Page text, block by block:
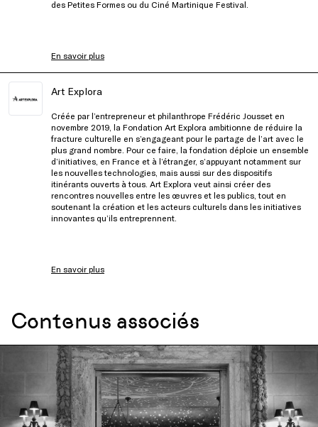
des Petites Formes ou du Ciné Martinique Festival.
En savoir plus
Art Explora
Créée par l’entrepreneur et philanthrope Frédéric Jousset en
novembre 2019, la Fondation Art Explora ambitionne de réduire la
fracture culturelle en s’engageant pour le partage de l’art avec le
plus grand nombre. Pour ce faire, la fondation déploie un ensemble
d’initiatives, en France et à l’étranger, s’appuyant notamment sur
les nouvelles technologies, mais aussi sur des dispositifs
itinérants ouverts à tous. Art Explora veut ainsi créer des
rencontres nouvelles entre les œuvres et les publics, tout en
soutenant la création et les acteurs culturels dans les initiatives
innovantes qu’ils entreprennent.
En savoir plus
Contenus associés